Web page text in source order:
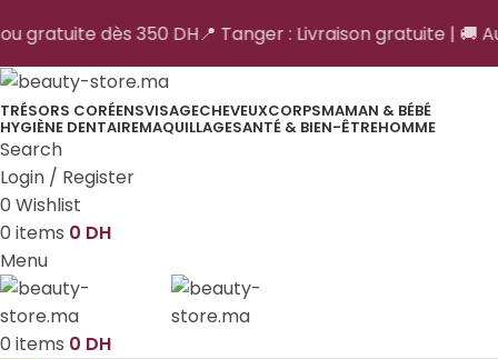
TRÉSORS CORÉENSVISAGECHEVEUXCORPSMAMAN & BÉBÉ
HYGIÈNE DENTAIREMAQUILLAGESANTÉ & BIEN-ÊTREHOMME
Search
Login / Register
0 Wishlist
0 items 0 DH
Menu
0 items 0 DH
gratuite dès 350 DH📍 Tanger : Livraison gratuite | 🚚